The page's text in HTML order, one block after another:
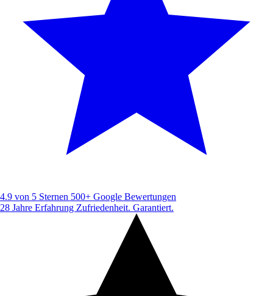
4.9 von 5 Sternen 500+ Google Bewertungen
28 Jahre Erfahrung Zufriedenheit. Garantiert.